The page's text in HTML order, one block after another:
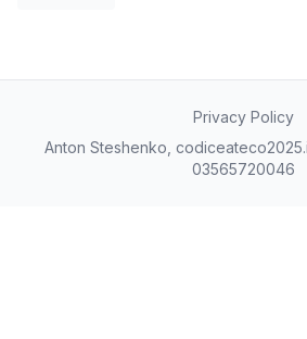
Privacy Policy
Anton Steshenko,
03565720046